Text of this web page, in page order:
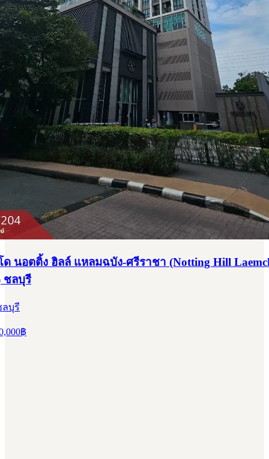
Laemchabang-Sriracha) ชลบุรี